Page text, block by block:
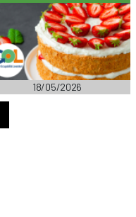
18/05/2026